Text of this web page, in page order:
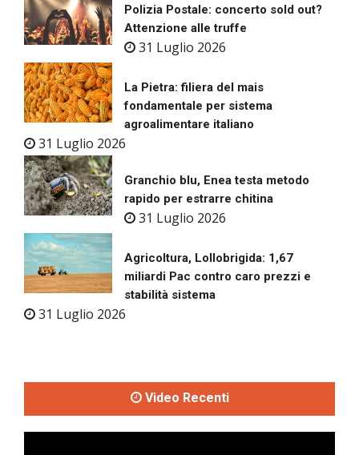
Polizia Postale: concerto sold out?
Attenzione alle truffe
31 Luglio 2026
La Pietra: filiera del mais
fondamentale per sistema
agroalimentare italiano
31 Luglio 2026
Granchio blu, Enea testa metodo
rapido per estrarre chitina
31 Luglio 2026
Agricoltura, Lollobrigida: 1,67
miliardi Pac contro caro prezzi e
stabilità sistema
31 Luglio 2026
Video Recenti